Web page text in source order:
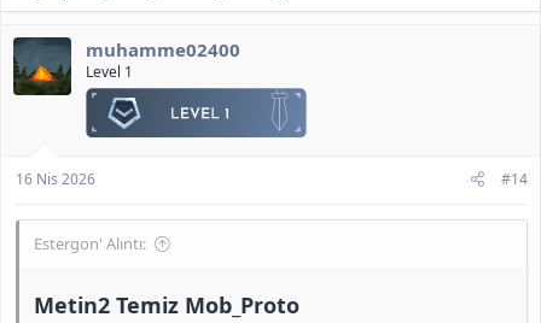
muhamme02400
Level 1
16 Nis 2026 #14
Estergon' Alıntı:
Metin2 Temiz Mob_Proto​